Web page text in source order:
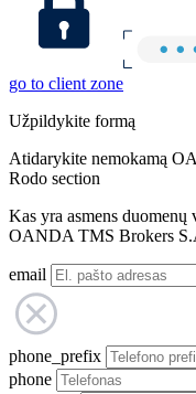
go to client zone
Užpildykite formą
Atidarykite nemokamą
Rodo section
Kas yra asmens duomenų
OANDA TMS Brokers
email
phone_prefix
phone